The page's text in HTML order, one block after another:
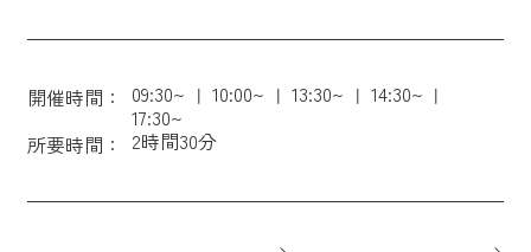
開催時間： 09:30~ 10:00~ 13:30~
14:30~
17:30~
所要時間：
2時間30分